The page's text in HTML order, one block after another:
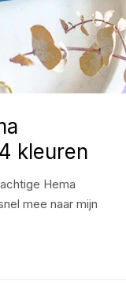
kleuren
Hema
mee naar mijn